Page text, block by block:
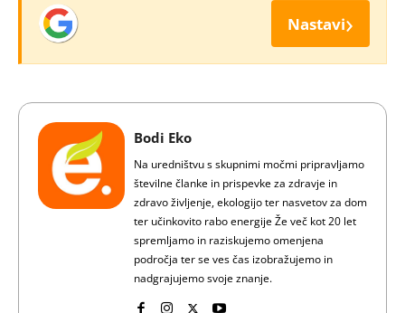
Nastavi›
Bodi Eko
Na uredništvu s skupnimi močmi pripravljamo
številne članke in prispevke za zdravje in
zdravo življenje, ekologijo ter nasvetov za dom
ter učinkovito rabo energije Že več kot 20 let
spremljamo in raziskujemo omenjena
področja ter se ves čas izobražujemo in
nadgrajujemo svoje znanje.